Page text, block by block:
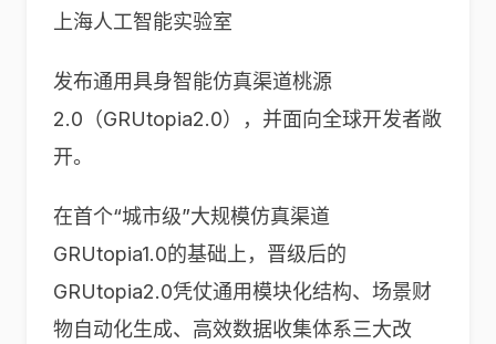
上海人工智能实验室
发布通用具身智能仿真渠道桃源
2.0（GRUtopia2.0），并面向全球开发者敞
开。
在首个“城市级”大规模仿真渠道
GRUtopia1.0的基础上，晋级后的
GRUtopia2.0凭仗通用模块化结构、场景财
物自动化生成、高效数据收集体系三大改